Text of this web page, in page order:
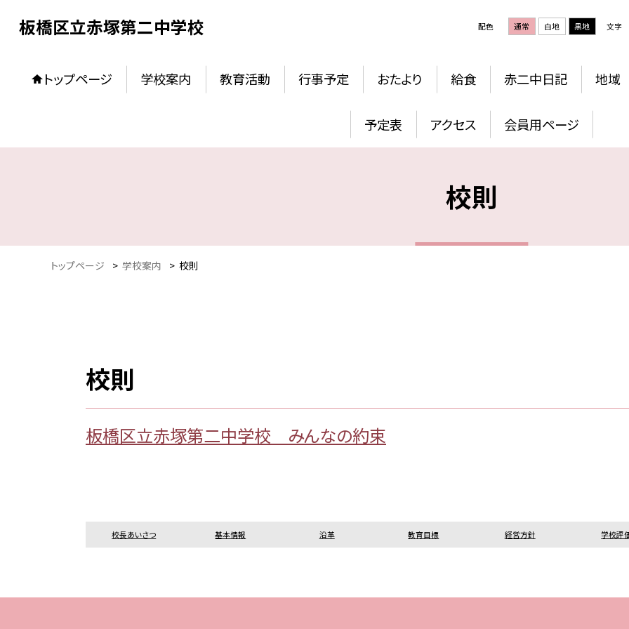
板橋区立赤塚第二中学校 配色 通常 白地 黒地 文字
トップページ 学校案内 教育活動 行事予定 おたより 給食 赤二中日記 地域
予定表 アクセス 会員用ページ
校則
トップページ > 学校案内 > 校則
校則
板橋区立赤塚第二中学校 みんなの約束
校長あいさつ 基本情報 沿革 教育目標 経営方針 学校評